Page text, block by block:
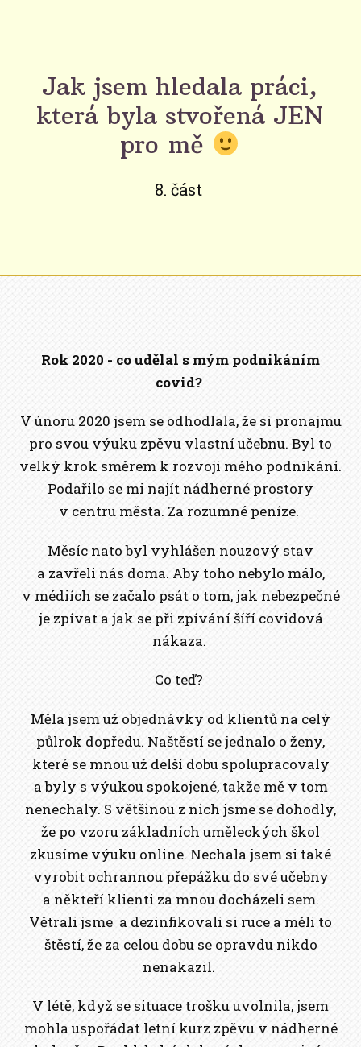
Jak jsem hledala práci,
která byla stvořená JEN
pro mě
8. část
Rok 2020 - co udělal s mým podnikáním
covid?
V únoru 2020 jsem se odhodlala, že si pronajmu
pro svou výuku zpěvu vlastní učebnu. Byl to
velký krok směrem k rozvoji mého podnikání.
Podařilo se mi najít nádherné prostory
v centru města. Za rozumné peníze.
Měsíc nato byl vyhlášen nouzový stav
a zavřeli nás doma. Aby toho nebylo málo,
v médiích se začalo psát o tom, jak nebezpečné
je zpívat a jak se při zpívání šíří covidová
nákaza.
Co teď?
Měla jsem už objednávky od klientů na celý
půlrok dopředu. Naštěstí se jednalo o ženy,
které se mnou už delší dobu spolupracovaly
a byly s výukou spokojené, takže mě v tom
nenechaly. S většinou z nich jsme se dohodly,
že po vzoru základních uměleckých škol
zkusíme výuku online. Nechala jsem si také
vyrobit ochrannou přepážku do své učebny
a někteří klienti za mnou docházeli sem.
Větrali jsme a dezinfikovali si ruce a měli to
štěstí, že za celou dobu se opravdu nikdo
nenakazil.
V létě, když se situace trošku uvolnila, jsem
mohla uspořádat letní kurz zpěvu v nádherné